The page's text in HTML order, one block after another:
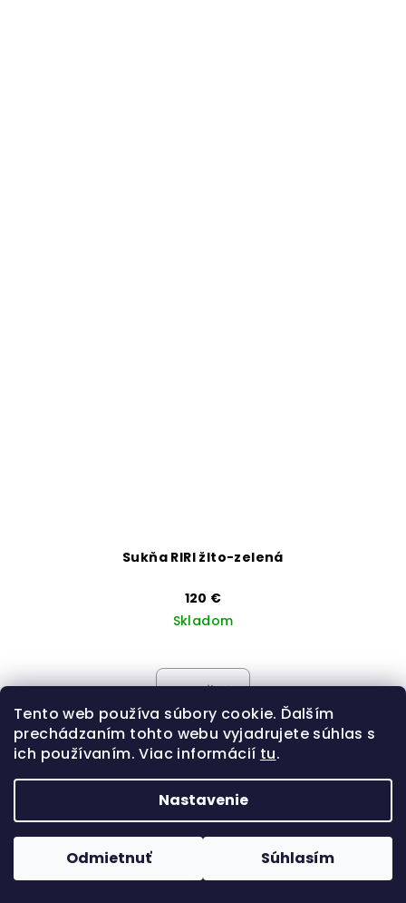
Tento web používa súbory cookie. Ďalším
prechádzaním tohto webu vyjadrujete súhlas s
ich používaním. Viac informácií tu.
Nastavenie
Odmietnuť Súhlasím
Sukňa RIRI žlto-zelená
120 €
Skladom
Detail